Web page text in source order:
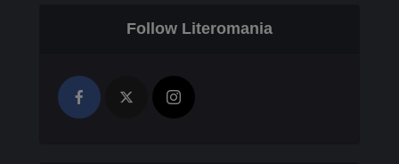
Follow Literomania